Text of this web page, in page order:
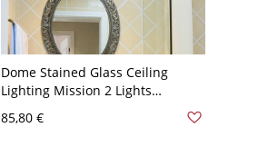
Dome Stained Glass Ceiling
Lighting Mission 2 Lights
Light with Grid Pattern - Blau
85,80 €